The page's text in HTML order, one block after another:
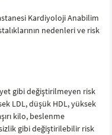
Kardiyoloji Anabilim
nedenleri ve risk
gibi değiştirilmeyen risk
LDL, düşük HDL, yüksek
kilo, beslenme
gibi değiştirilebilir risk